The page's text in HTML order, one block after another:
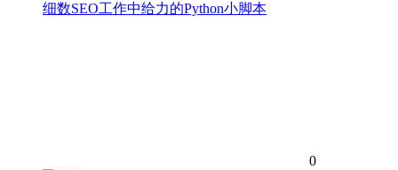
细数SEO工作中给力的Python小脚本
0